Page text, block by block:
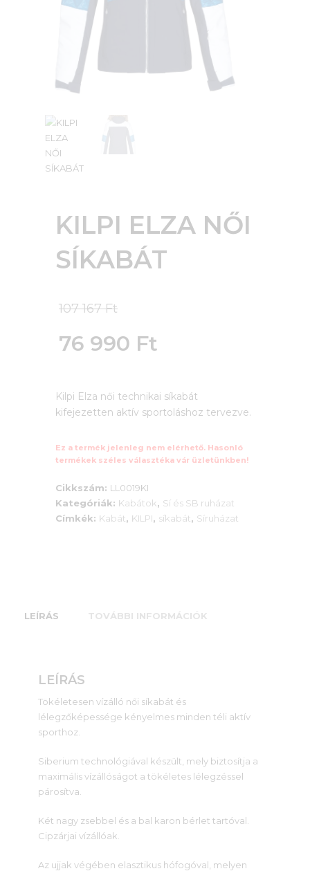
KILPI ELZA NŐI
SÍKABÁT
107 167Ft
price
107
167 Ft.
76 990 Ft
price
76
990 Ft.
Kilpi Elza női technikai síkabát
kifejezetten aktív sportoláshoz tervezve.
Ez a termék jelenleg nem elérhető. Hasonló
termékek széles választéka vár üzletünkben!
Cikkszám: LL0019KI
Kategóriák: Kabátok, Sí és SB ruházat
Címkék: Kabát, KILPI, síkabát, Síruházat
LEÍRÁS TOVÁBBI INFORMÁCIÓK
LEÍRÁS
Tökéletesen vízálló női síkabát és
lélegzőképessége kényelmes minden téli aktív
sporthoz.
Siberium technológiával készült, mely biztosítja a
maximális vízállóságot a tökéletes lélegzéssel
párosítva.
Két nagy zsebbel és a bal karon bérlet tartóval.
Cipzárjai vízállóak.
Az ujjak végében elasztikus hófogóval, melyen